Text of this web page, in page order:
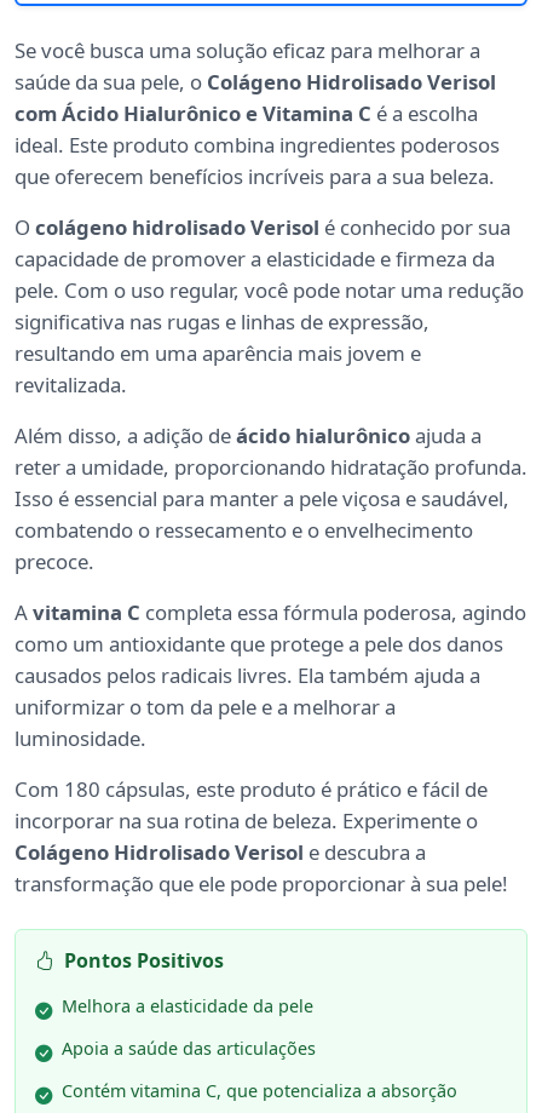
Se você busca uma solução eficaz para melhorar a
saúde da sua pele, o Colágeno Hidrolisado Verisol
com Ácido Hialurônico e Vitamina C é a escolha
ideal. Este produto combina ingredientes poderosos
que oferecem benefícios incríveis para a sua beleza.
O colágeno hidrolisado Verisol é conhecido por sua
capacidade de promover a elasticidade e firmeza da
pele. Com o uso regular, você pode notar uma redução
significativa nas rugas e linhas de expressão,
resultando em uma aparência mais jovem e
revitalizada.
Além disso, a adição deácido hialurônicoajuda a
reter a umidade, proporcionando hidratação profunda.
Isso é essencial para manter a pele viçosa e saudável,
combatendo o ressecamento e o envelhecimento
precoce.
Avitamina C completa essa fórmula poderosa, agindo
como um antioxidante que protege a pele dos danos
causados pelos radicais livres. Ela também ajuda a
uniformizar o tom da pele e a melhorar a
luminosidade.
Com 180 cápsulas, este produto é prático e fácil de
incorporar na sua rotina de beleza. Experimente o
Colágeno Hidrolisado Verisol e descubra a
transformação que ele pode proporcionar à sua pele!
Pontos Positivos
Melhora a elasticidade da pele
Apoia a saúde das articulações
Contém vitamina C, que potencializa a absorção